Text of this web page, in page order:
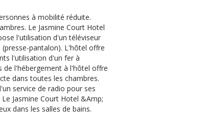
à mobilité réduite.
Le Jasmine Court Hotel
l'utilisation d'un téléviseur
pantalon). L'hôtel offre
l'utilisation d'un fer à
de l'hébergement à l'hôtel offre
dans toutes les chambres.
service de radio pour ses
Jasmine Court Hotel &Amp;
dans les salles de bains.